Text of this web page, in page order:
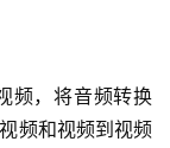
频，将音频转换
频和视频到视频